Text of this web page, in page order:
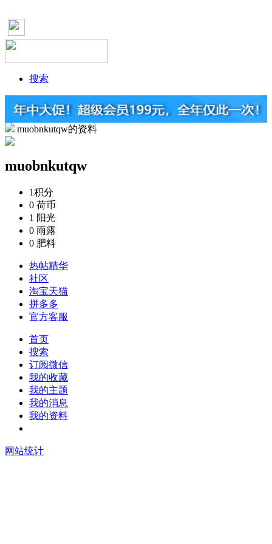
搜索
muobnkutqw的资料
muobnkutqw
1积分
0 荷币
1 阳光
0 雨露
0 肥料
热帖精华
社区
淘宝天猫
拼多多
官方客服
首页
搜索
订阅微信
我的收藏
我的主题
我的消息
我的资料
网站统计